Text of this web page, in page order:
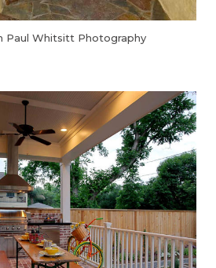
Paul Whitsitt Photography